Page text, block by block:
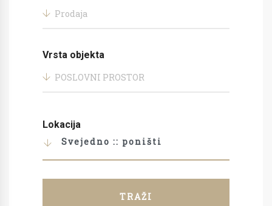
Prodaja
Vrsta objekta
POSLOVNI PROSTOR
Lokacija
Svejedno :: poništi
TRAŽI